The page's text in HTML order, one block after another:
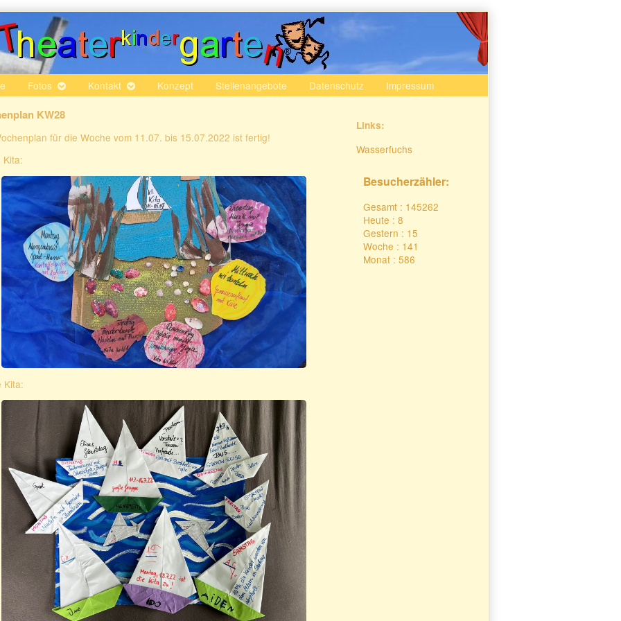
Fotos Kontakt Konzept Stellenangebote Datenschutz Impressum
KW28
für die Woche vom 11.07. bis 15.07.2022 ist fertig!
Kita:
Kita:
Secondary
Sidebar
Links:
Wasserfuchs
Besucherzähler:
Gesamt : 145262
Heute : 8
Gestern : 15
Woche : 141
Monat : 586